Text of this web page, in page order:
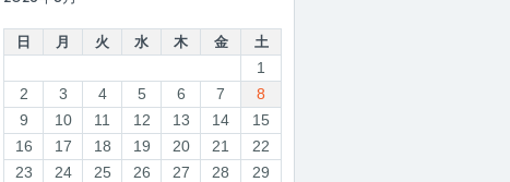
日 月 火 水 木 金 土
1
2
3 4 5 6 7
8
9
10 11 12 13 14
15
16
17 18 19 20 21
22
23
24 25 26 27 28
29